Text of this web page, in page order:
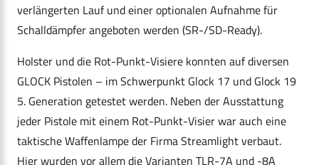
verlängerten Lauf und einer optionalen Aufnahme für
Schalldämpfer angeboten werden (SR-/SD-Ready).
Holster und die Rot-Punkt-Visiere konnten auf diversen
GLOCK Pistolen – im Schwerpunkt Glock 17 und Glock 19
5. Generation getestet werden. Neben der Ausstattung
jeder Pistole mit einem Rot-Punkt-Visier war auch eine
taktische Waffenlampe der Firma Streamlight verbaut.
Hier wurden vor allem die Varianten TLR-7A und -8A